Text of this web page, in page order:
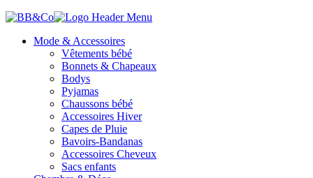
Mode & Accessoires
Vêtements bébé
Bonnets & Chapeaux
Bodys
Pyjamas
Chaussons bébé
Accessoires Hiver
Capes de Pluie
Bavoirs-Bandanas
Accessoires Cheveux
Sacs enfants